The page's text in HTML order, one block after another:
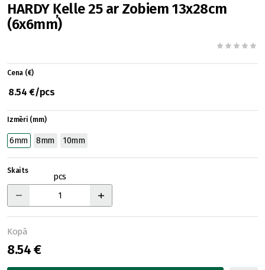
HARDY Ķelle 25 ar Zobiem 13x28cm
(6x6mm)
Cena (€)
8.54 €/pcs
Izmēri (mm)
6mm 8mm 10mm
Skaits
pcs
Kopā
8.54 €